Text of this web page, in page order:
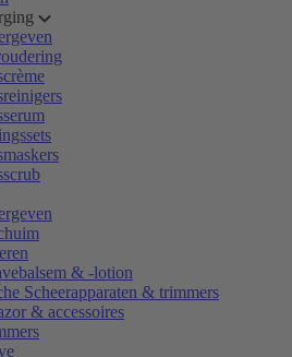
& -lotion
Scheerapparaten & trimmers
& accessoires